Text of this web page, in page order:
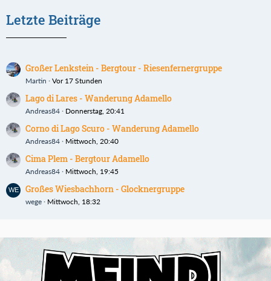
Letzte Beiträge
Großer Lenkstein - Bergtour - Riesenfernergruppe
Martin Vor 17 Stunden
Lago di Lares - Wanderung Adamello
Andreas84 Donnerstag, 20:41
Corno di Lago Scuro - Wanderung Adamello
Andreas84 Mittwoch, 20:40
Cima Plem - Bergtour Adamello
Andreas84 Mittwoch, 19:45
Großes Wiesbachhorn - Glocknergruppe
wege Mittwoch, 18:32